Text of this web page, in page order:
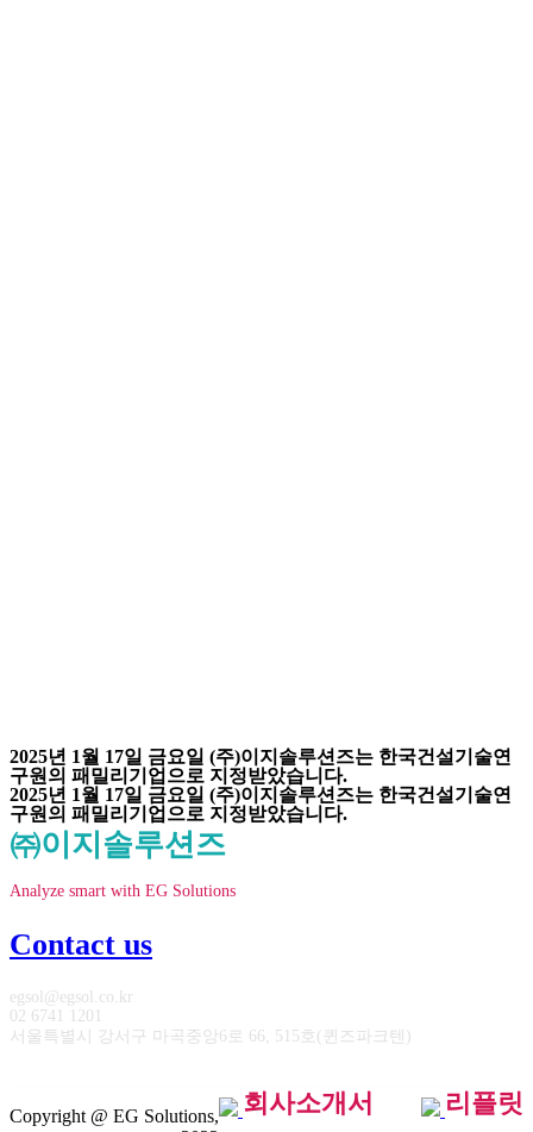
2025년 1월 17일 금요일 (주)이지솔루션즈는 한국건설기술연
구원의 패밀리기업으로 지정받았습니다.
2025년 1월 17일 금요일 (주)이지솔루션즈는 한국건설기술연
구원의 패밀리기업으로 지정받았습니다.​
㈜이지솔루션즈
Analyze smart with EG Solutions
Contact us
egsol@egsol.co.kr
02 6741 1201
서울특별시 강서구 마곡중앙6로 66, 515호(퀸즈파크텐)
회사소개서 리플릿
Copyright @ EG Solutions,